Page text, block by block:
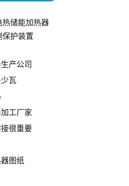
热储能加热器
保护装置
产公司
瓦
工厂家
很重要
图纸